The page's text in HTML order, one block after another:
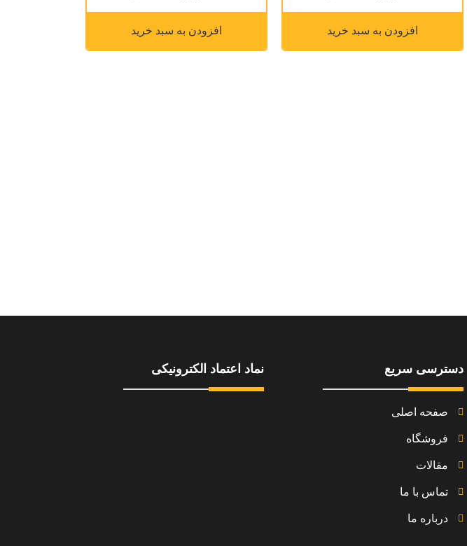
افزودن به سبد خرید افزودن به سبد خرید
دسترسی سریع
صفحه اصلی
فروشگاه
مقالات
تماس با ما
درباره ما
نماد اعتماد الکترونیکی